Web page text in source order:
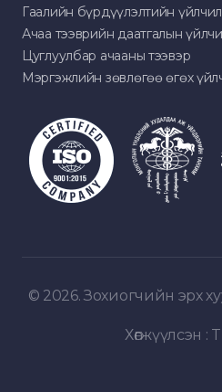
Гаалийн бүрдүүлэлтийн
Ачаа тээврийн даатгалын
Цуглуулбар ачааны тээвэр
Мэргэжлийн зөвлөгөө өгөх
© 2026. Зохиогчийн эрх
Хөгжүүлсэн :